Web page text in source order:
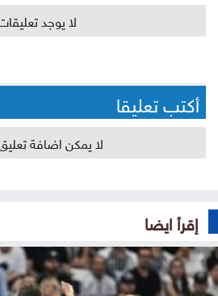
لا يوجد
أكتب تعليقا
لا يمكن اضافة
إقرأ ايضا